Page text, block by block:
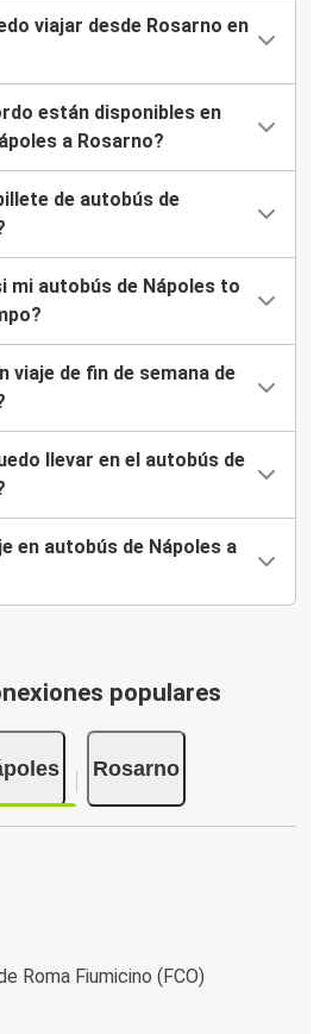
viajar desde Rosarno en
están disponibles en
a Rosarno?
de autobús de
mi autobús de Nápoles to
viaje de fin de semana de
llevar en el autobús de
en autobús de Nápoles a
populares
Rosarno
Roma Fiumicino (FCO)